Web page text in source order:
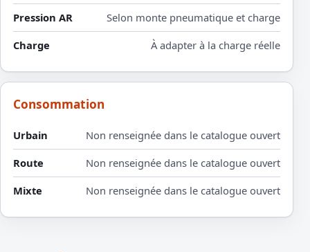
Pression AR
Selon monte pneumatique et charge
Charge
À adapter à la charge réelle
Consommation
Urbain
Non renseignée dans le catalogue ouvert
Route
Non renseignée dans le catalogue ouvert
Mixte
Non renseignée dans le catalogue ouvert